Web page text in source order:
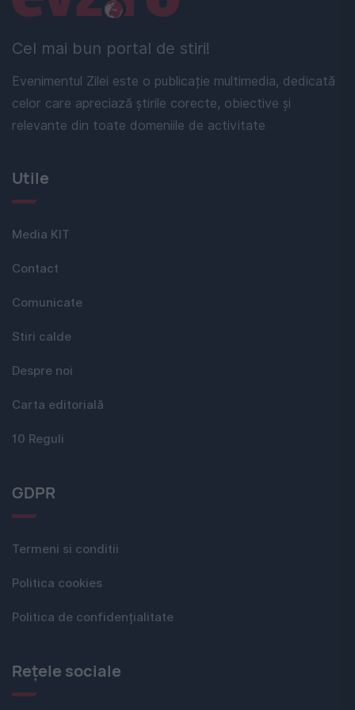
Cel mai bun portal de stiri!
Evenimentul Zilei este o publicație multimedia, dedicată
celor care apreciază știrile corecte, obiective și
relevante din toate domeniile de activitate
Utile
Media KIT
Contact
Comunicate
Stiri calde
Despre noi
Carta editorială
10 Reguli
GDPR
Termeni si conditii
Politica cookies
Politica de confidențialitate
Rețele sociale